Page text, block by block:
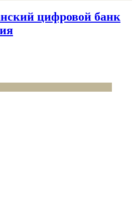
цифровой банк